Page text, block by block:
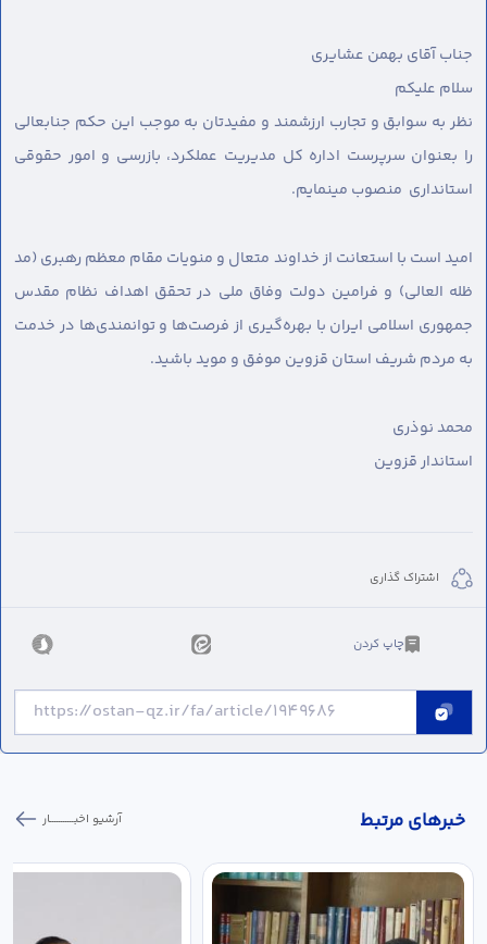
جناب آقای بهمن عشایری
سلام عليكم
نظر به سوابق و تجارب ارزشمند و مفیدتان به موجب این حکم جنابعالی
را بعنوان سرپرست اداره کل مدیریت عملکرد، بازرسی و امور حقوقی
استانداری منصوب مینمایم.
امید است با استعانت از خداوند متعال و منویات مقام معظم رهبری (مد
ظله العالی) و فرامین دولت وفاق ملی در تحقق اهداف نظام مقدس
جمهوری اسلامی ایران با بهره‌گیری از فرصت‌ها و توانمندی‌ها در خدمت
به مردم شریف استان قزوین موفق و موید باشید.
محمد نوذری
استاندار قزوین
اشتراک گذاری
چاپ کردن
خبر‌های مرتبط آرشیو اخبـــــــــــار